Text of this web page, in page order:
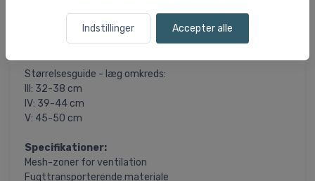
Indstillinger Accepter alle
uden at genere. CEP Core Run 5.0 sleeve er et ideelt valg
for løbere, der ønsker optimal muskelstøtte og høj
komfort gennem hele løbeturen.
Størrelsesguide - læg omkreds:
III: 32-38 cm
IV: 39-44 cm
V: 45-50 cm
Specifikationer:
Mesh-zoner for ventilation
Fugttransporterende materiale